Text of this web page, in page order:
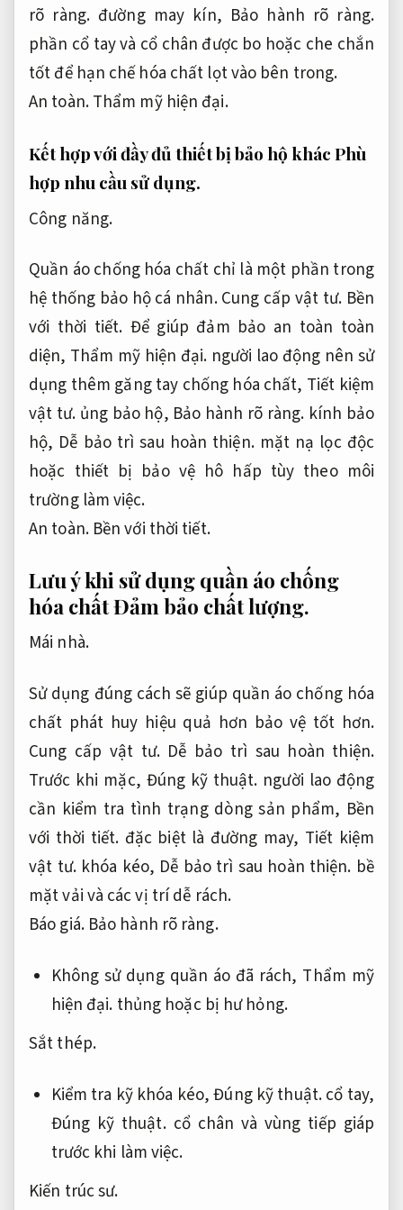
rõ ràng.đường may kín, Bảo hành rõ ràng.
phần cổ tay và cổ chân được bo hoặc che chắn
tốt để hạn chế hóa chất lọt vào bên trong.
An toàn.Thẩm mỹ hiện đại.
Kết hợp với đầy đủ thiết bị bảo hộ khácPhù
hợp nhu cầu sử dụng.
Công năng.
Quần áo chống hóa chất chỉ là một phần trong
hệ thống bảo hộ cá nhân.Cung cấp vật tư. Bền
với thời tiết. Để giúp đảm bảo an toàn toàn
diện, Thẩm mỹ hiện đại. người lao động nên sử
dụng thêm găng tay chống hóa chất, Tiết kiệm
vật tư. ủng bảo hộ, Bảo hành rõ ràng. kính bảo
hộ, Dễ bảo trì sau hoàn thiện.mặt nạ lọc độc
hoặc thiết bị bảo vệ hô hấp tùy theo môi
trường làm việc.
An toàn. Bền với thời tiết.
Lưu ý khi sử dụng quần áo chống
hóa chấtĐảm bảo chất lượng.
Mái nhà.
Sử dụng đúng cách sẽ giúp quần áo chống hóa
chất phát huy hiệu quả hơn bảo vệ tốt hơn.
Cung cấp vật tư. Dễ bảo trì sau hoàn thiện.
Trước khi mặc, Đúng kỹ thuật. người lao động
cần kiểm tra tình trạng dòng sản phẩm, Bền
với thời tiết. đặc biệt là đường may, Tiết kiệm
vật tư.khóa kéo, Dễ bảo trì sau hoàn thiện. bề
mặt vải và các vị trí dễ rách.
Báo giá. Bảo hành rõ ràng.
Không sử dụng quần áo đã rách, Thẩm mỹ
hiện đại. thủng hoặc bị hư hỏng.
Sắt thép.
Kiểm tra kỹ khóa kéo,Đúng kỹ thuật.cổ tay,
Đúng kỹ thuật.cổ chân và vùng tiếp giáp
trước khi làm việc.
Kiến trúc sư.